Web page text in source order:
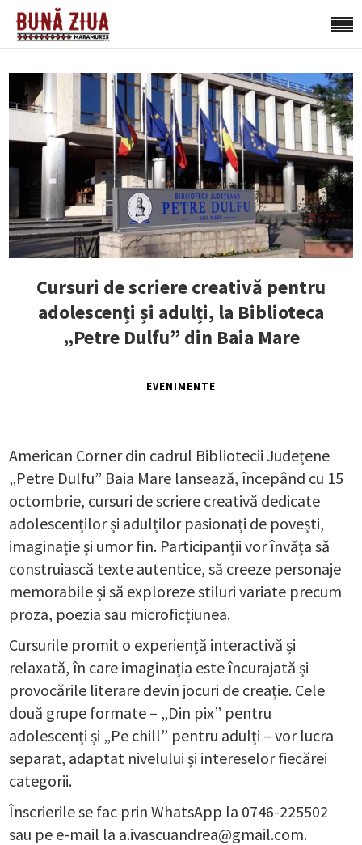
Cursuri de scriere creativă pentru
adolescenți și adulți, la Biblioteca
„Petre Dulfu” din Baia Mare
EVENIMENTE
American Corner din cadrul Bibliotecii Județene
„Petre Dulfu” Baia Mare lansează, începând cu 15
octombrie, cursuri de scriere creativă dedicate
adolescenților și adulților pasionați de povești,
imaginație și umor fin. Participanții vor învăța să
construiască texte autentice, să creeze personaje
memorabile și să exploreze stiluri variate precum
proza, poezia sau microficțiunea.
Cursurile promit o experiență interactivă și
relaxată, în care imaginația este încurajată și
provocările literare devin jocuri de creație. Cele
două grupe formate – „Din pix” pentru
adolescenți și „Pe chill” pentru adulți – vor lucra
separat, adaptat nivelului și intereselor fiecărei
categorii.
Înscrierile se fac prin WhatsApp la 0746-225502
sau pe e-mail la a.ivascuandrea@gmail.com.